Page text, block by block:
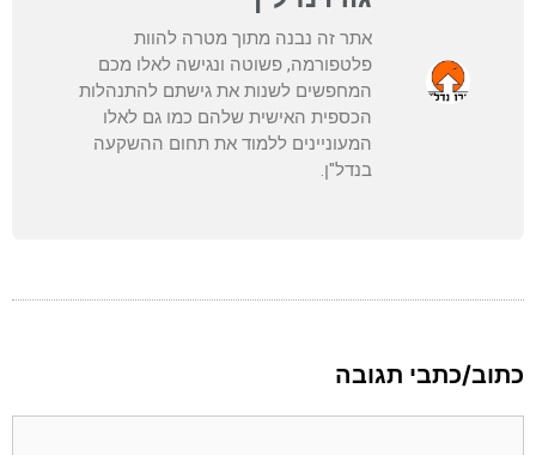
אתר זה נבנה מתוך מטרה להוות
פלטפורמה, פשוטה ונגישה לאלו מכם
המחפשים לשנות את גישתם להתנהלות
הכספית האישית שלהם כמו גם לאלו
המעוניינים ללמוד את תחום ההשקעה
בנדל"ן.
כתוב/כתבי תגובה